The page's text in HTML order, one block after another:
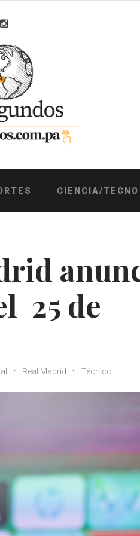
Instagram
CIENCIA/TECNO
25 de
Real Madrid Técnico